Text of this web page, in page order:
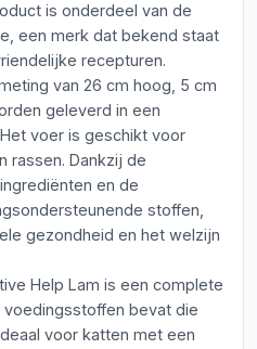
is onderdeel van de
een merk dat bekend staat
recepturen.
van 26 cm hoog, 5 cm
geleverd in een
voer is geschikt voor
rassen. Dankzij de
en de
stoffen,
gezondheid en het welzijn
Help Lam is een complete
bevat die
voor katten met een